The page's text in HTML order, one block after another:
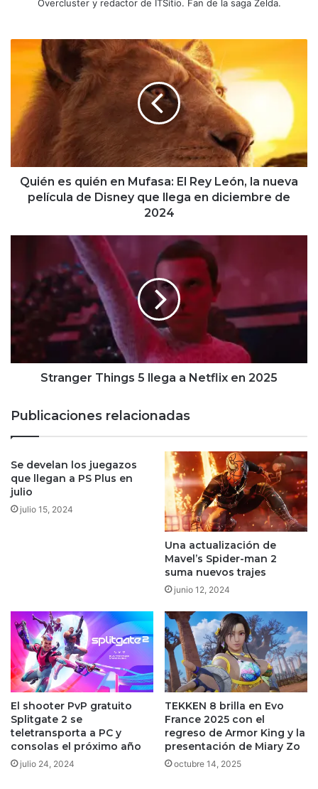
Overcluster y redactor de ITSitio. Fan de la saga Zelda.
quién
Mufasa:
Rey
la
nueva
película
diciembre
de
Quién es quién en Mufasa: El Rey León, la nueva
película de Disney que llega en diciembre de
2024
llega
a
en
2025
Stranger Things 5 llega a Netflix en 2025
Publicaciones relacionadas
Se develan los juegazos
que llegan a PS Plus en
julio
julio 15, 2024
Una actualización de
Mavel’s Spider-man 2
suma nuevos trajes
junio 12, 2024
El shooter PvP gratuito
Splitgate 2 se
teletransporta a PC y
consolas el próximo año
julio 24, 2024
TEKKEN 8 brilla en Evo
France 2025 con el
regreso de Armor King y la
presentación de Miary Zo
octubre 14, 2025